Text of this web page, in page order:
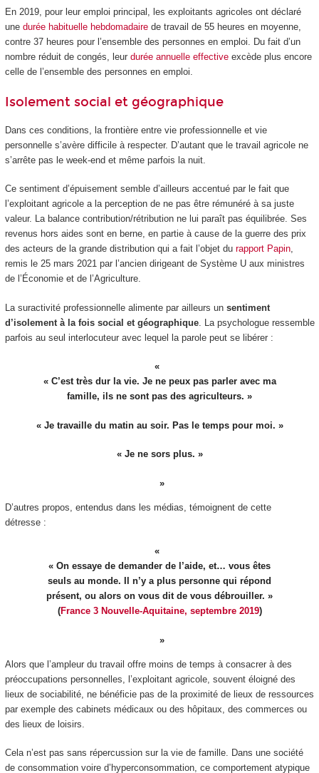
En 2019, pour leur emploi principal, les exploitants agricoles ont déclaré
une durée habituelle hebdomadairede travail de 55 heures en moyenne,
contre 37 heures pour l’ensemble des personnes en emploi. Du fait d’un
nombre réduit de congés, leur durée annuelle effectiveexcède plus encore
celle de l’ensemble des personnes en emploi.
Isolement social et géographique
Dans ces conditions, la frontière entre vie professionnelle et vie
personnelle s’avère difficile à respecter. D’autant que le travail agricole ne
s’arrête pas le week-end et même parfois la nuit.
Ce sentiment d’épuisement semble d’ailleurs accentué par le fait que
l’exploitant agricole a la perception de ne pas être rémunéré à sa juste
valeur. La balance contribution/rétribution ne lui paraît pas équilibrée. Ses
revenus hors aides sont en berne, en partie à cause de la guerre des prix
des acteurs de la grande distribution qui a fait l’objet du rapport Papin,
remis le 25 mars 2021 par l’ancien dirigeant de Système U aux ministres
de l’Économie et de l’Agriculture.
La suractivité professionnelle alimente par ailleurs un sentiment
d’isolement à la fois social et géographique. La psychologue ressemble
parfois au seul interlocuteur avec lequel la parole peut se libérer :
« C’est très dur la vie. Je ne peux pas parler avec ma
famille, ils ne sont pas des agriculteurs. »
« Je travaille du matin au soir. Pas le temps pour moi. »
« Je ne sors plus. »
D’autres propos, entendus dans les médias, témoignent de cette
détresse :
« On essaye de demander de l’aide, et… vous êtes
seuls au monde. Il n’y a plus personne qui répond
présent, ou alors on vous dit de vous débrouiller. »
(France 3 Nouvelle-Aquitaine, septembre 2019)
Alors que l’ampleur du travail offre moins de temps à consacrer à des
préoccupations personnelles, l’exploitant agricole, souvent éloigné des
lieux de sociabilité, ne bénéficie pas de la proximité de lieux de ressources
par exemple des cabinets médicaux ou des hôpitaux, des commerces ou
des lieux de loisirs.
Cela n’est pas sans répercussion sur la vie de famille. Dans une société
de consommation voire d’hyperconsommation, ce comportement atypique